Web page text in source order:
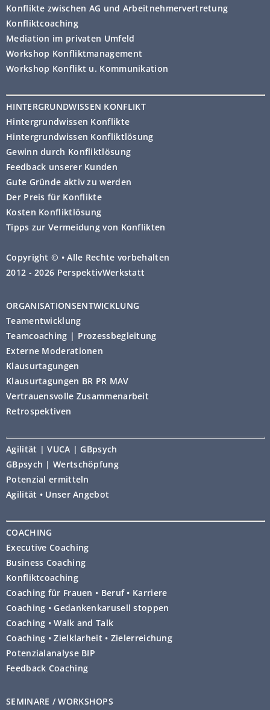
Konflikte zwischen AG und Arbeitnehmervertretung
Konfliktcoaching
Mediation im privaten Umfeld
Workshop Konfliktmanagement
Workshop Konflikt u. Kommunikation
HINTERGRUNDWISSEN KONFLIKT
Hintergrundwissen Konflikte
Hintergrundwissen Konfliktlösung
Gewinn durch Konfliktlösung
Feedback unserer Kunden
Gute Gründe aktiv zu werden
Der Preis für Konflikte
Kosten Konfliktlösung
Tipps zur Vermeidung von Konflikten
Copyright © • Alle Rechte vorbehalten
2012 - 2026 PerspektivWerkstatt
ORGANISATIONSENTWICKLUNG
Teamentwicklung
Teamcoaching | Prozessbegleitung
Externe Moderationen
Klausurtagungen
Klausurtagungen BR PR MAV
Vertrauensvolle Zusammenarbeit
Retrospektiven
Agilität | VUCA | GBpsych
GBpsych | Wertschöpfung
Potenzial ermitteln
Agilität • Unser Angebot
COACHING
Executive Coaching
Business Coaching
Konfliktcoaching
Coaching für Frauen • Beruf • Karriere
Coaching • Gedankenkarusell stoppen
Coaching • Walk and Talk
Coaching • Zielklarheit • Zielerreichung
Potenzialanalyse BIP
Feedback Coaching
SEMINARE / WORKSHOPS